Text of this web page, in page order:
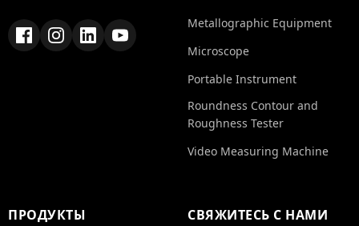
Metallographic Equipment
Microscope
Portable Instrument
Roundness Contour and
Roughness Tester
Video Measuring Machine
ПРОДУКТЫ СВЯЖИТЕСЬ С НАМИ